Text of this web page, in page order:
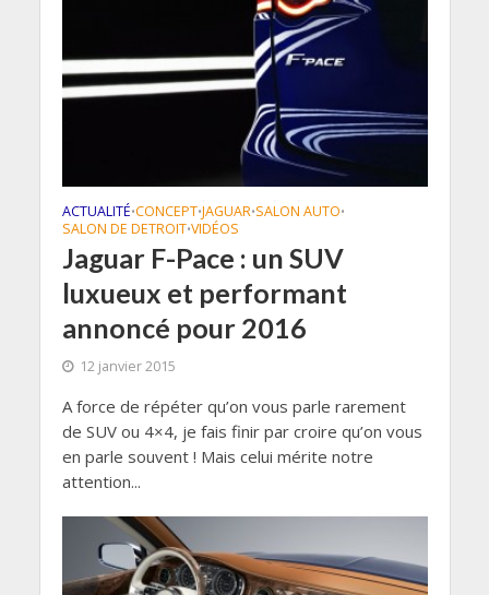
ACTUALITÉ•CONCEPT•JAGUAR•SALON AUTO•
SALON DE DETROIT•VIDÉOS
Jaguar F-Pace : un SUV
luxueux et performant
annoncé pour 2016
12 janvier 2015
A force de répéter qu’on vous parle rarement
de SUV ou 4×4, je fais finir par croire qu’on vous
en parle souvent ! Mais celui mérite notre
attention...